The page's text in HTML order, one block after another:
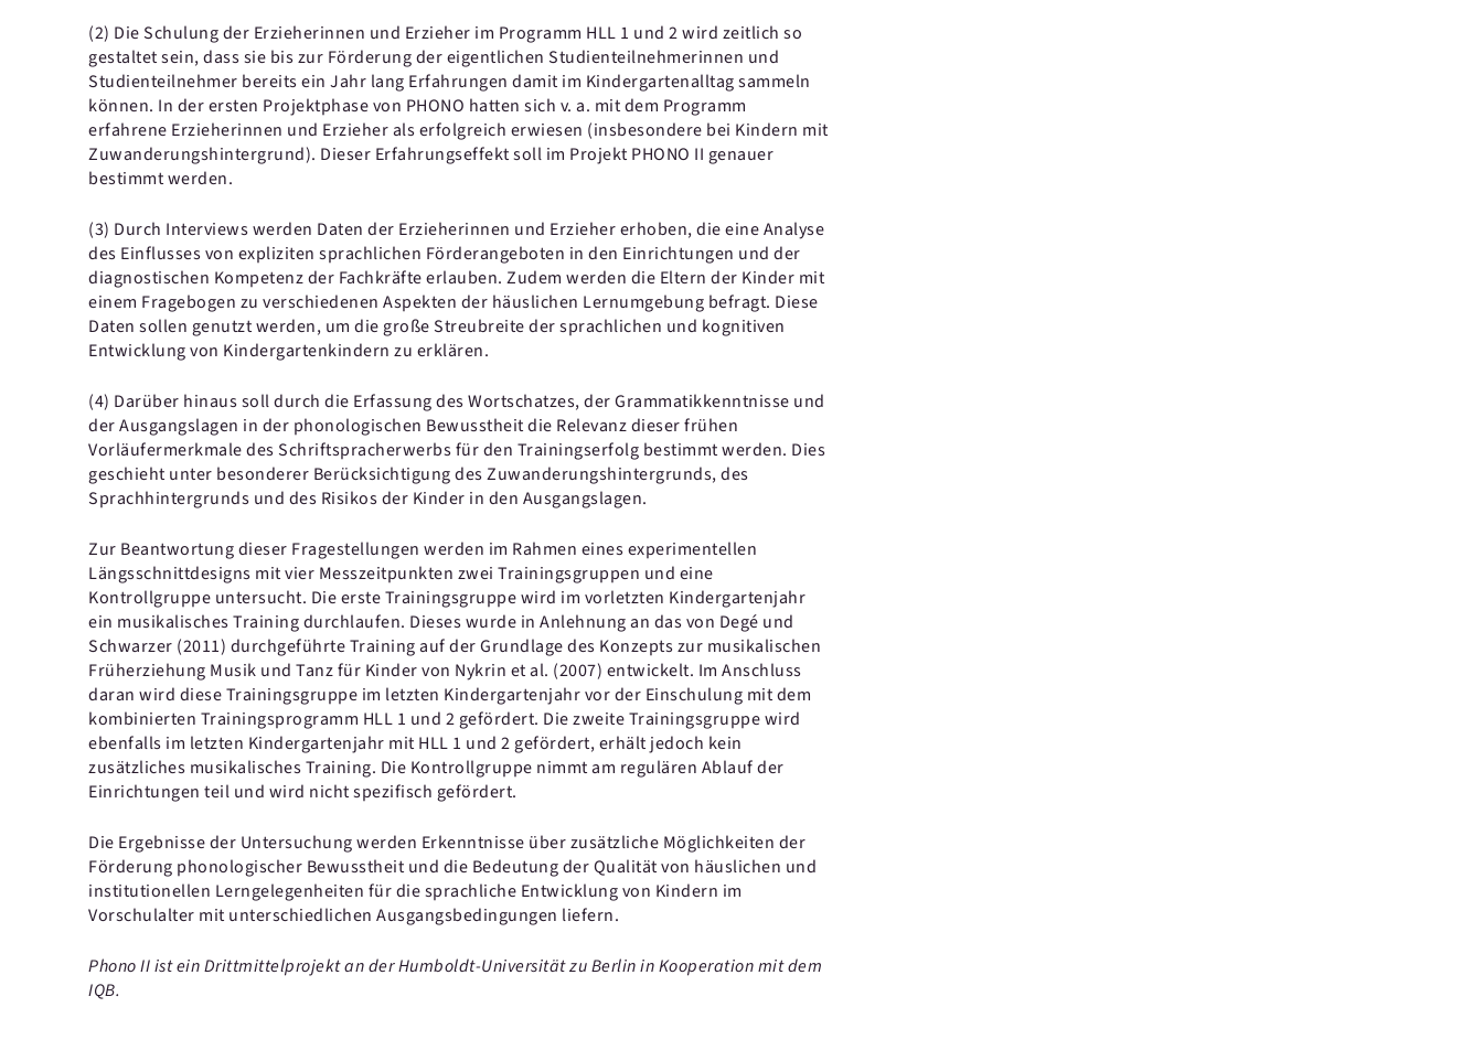
(2) Die Schulung der Erzieherinnen und Erzieher im Programm HLL 1 und 2 wird zeitlich so
gestaltet sein, dass sie bis zur Förderung der eigentlichen Studienteilnehmerinnen und
Studienteilnehmer bereits ein Jahr lang Erfahrungen damit im Kindergartenalltag sammeln
können. In der ersten Projektphase von PHONO hatten sich v. a. mit dem Programm
erfahrene Erzieherinnen und Erzieher als erfolgreich erwiesen (insbesondere bei Kindern mit
Zuwanderungshintergrund). Dieser Erfahrungseffekt soll im Projekt PHONO II genauer
bestimmt werden.
(3) Durch Interviews werden Daten der Erzieherinnen und Erzieher erhoben, die eine Analyse
des Einflusses von expliziten sprachlichen Förderangeboten in den Einrichtungen und der
diagnostischen Kompetenz der Fachkräfte erlauben. Zudem werden die Eltern der Kinder mit
einem Fragebogen zu verschiedenen Aspekten der häuslichen Lernumgebung befragt. Diese
Daten sollen genutzt werden, um die große Streubreite der sprachlichen und kognitiven
Entwicklung von Kindergartenkindern zu erklären.
(4) Darüber hinaus soll durch die Erfassung des Wortschatzes, der Grammatikkenntnisse und
der Ausgangslagen in der phonologischen Bewusstheit die Relevanz dieser frühen
Vorläufermerkmale des Schriftspracherwerbs für den Trainingserfolg bestimmt werden. Dies
geschieht unter besonderer Berücksichtigung des Zuwanderungshintergrunds, des
Sprachhintergrunds und des Risikos der Kinder in den Ausgangslagen.
Zur Beantwortung dieser Fragestellungen werden im Rahmen eines experimentellen
Längsschnittdesigns mit vier Messzeitpunkten zwei Trainingsgruppen und eine
Kontrollgruppe untersucht. Die erste Trainingsgruppe wird im vorletzten Kindergartenjahr
ein musikalisches Training durchlaufen. Dieses wurde in Anlehnung an das von Degé und
Schwarzer (2011) durchgeführte Training auf der Grundlage des Konzepts zur musikalischen
Früherziehung Musik und Tanz für Kinder von Nykrin et al. (2007) entwickelt. Im Anschluss
daran wird diese Trainingsgruppe im letzten Kindergartenjahr vor der Einschulung mit dem
kombinierten Trainingsprogramm HLL 1 und 2 gefördert. Die zweite Trainingsgruppe wird
ebenfalls im letzten Kindergartenjahr mit HLL 1 und 2 gefördert, erhält jedoch kein
zusätzliches musikalisches Training. Die Kontrollgruppe nimmt am regulären Ablauf der
Einrichtungen teil und wird nicht spezifisch gefördert.
Die Ergebnisse der Untersuchung werden Erkenntnisse über zusätzliche Möglichkeiten der
Förderung phonologischer Bewusstheit und die Bedeutung der Qualität von häuslichen und
institutionellen Lerngelegenheiten für die sprachliche Entwicklung von Kindern im
Vorschulalter mit unterschiedlichen Ausgangsbedingungen liefern.
Phono II ist ein Drittmittelprojekt an der Humboldt-Universität zu Berlin in Kooperation mit dem
IQB.